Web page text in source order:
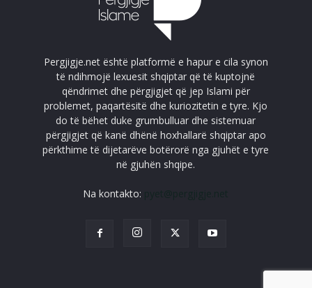
Pergjigje.net është platformë e hapur e cila synon
të ndihmojë lexuesit shqiptar që të kuptojnë
qëndrimet dhe përgjigjet që jep Islami për
problemet, paqartësitë dhe kuriozitetin e tyre. Kjo
do të bëhet duke grumbulluar dhe sistemuar
përgjigjet që kanë dhënë hoxhallarë shqiptar apo
përkthime të dijetarëve botërorë nga gjuhët e tyre
në gjuhën shqipe.
Na kontakto: